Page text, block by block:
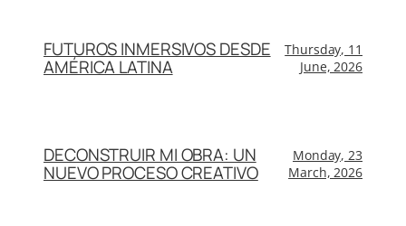
FUTUROS INMERSIVOS DESDE
AMÉRICA LATINA
Thursday, 11
June, 2026
DECONSTRUIR MI OBRA: UN
NUEVO PROCESO CREATIVO
Monday, 23
March, 2026